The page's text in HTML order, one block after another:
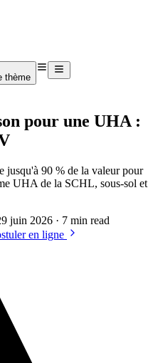
thème
pour une UHA :
jusqu'à 90 % de la valeur pour
UHA de la SCHL, sous-sol et
juin 2026 · 7 min read
en ligne